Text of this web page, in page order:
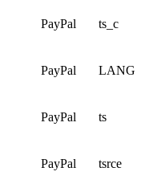
PayPal ts_c
PayPal LANG
PayPal ts
PayPal tsrce